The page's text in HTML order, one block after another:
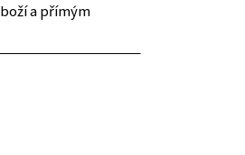
a přímým